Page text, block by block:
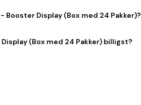
Booster Display (Box med 24 Pakker)?
(Box med 24 Pakker) billigst?